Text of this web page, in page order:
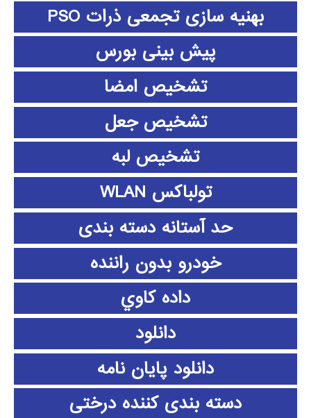
بهنیه سازی تجمعی ذرات PSO
پیش بینی بورس
تشخیص امضا
تشخیص جعل
تشخیص لبه
تولباکس WLAN
حد آستانه دسته بندی
خودرو بدون راننده
داده كاوي
دانلود
دانلود پايان نامه
دسته بندی کننده درختی